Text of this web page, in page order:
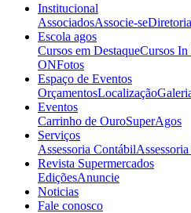
Institucional
AssociadosAssocie-seDiretoria
Escola agos
Cursos em DestaqueCursos
ONFotos
Espaço de Eventos
OrçamentosLocalização
Eventos
Carrinho de OuroSuperAgos
Serviços
Assessoria Contábil
Revista Supermercados
EdiçõesAnuncie
Noticias
Fale conosco